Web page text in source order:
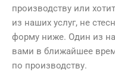
производству или
из наших услуг, не
форму ниже. Один из
вами в ближайшее
по производству.